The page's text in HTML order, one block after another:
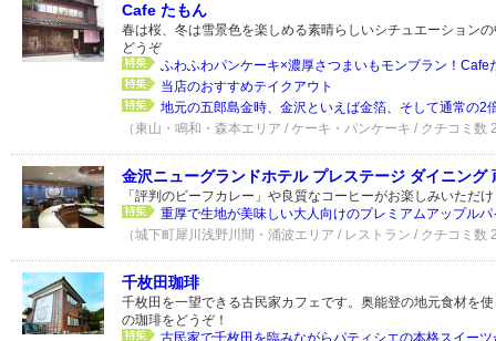
Cafe たもん
春は桜、冬は雪景色を楽しめる素晴らしいシチュエーション
どうぞ
ふわふわパンケーキ×濃厚さつまいもモンブラン！Cafe
当店のおすすめテイクアウト
地元の五郎島金時、金沢といえば金箔、そして通常の2
（東山・鳴和・森本エリア / ケーキ・パンケーキ / クチコミ数
金沢ニューグランドホテル プレステージ ダイニング
「評判のビーフカレー」や良質なコーヒーがお楽しみいただ
重厚で生地が美味しい大人向けのプレミアムアップルパ
（城下町犀川浅野川間・涌波エリア / レストラン / クチコミ数
千枚田珈琲
千枚田を一望できる古民家カフェです。奥能登の地元食材を
の珈琲をどうぞ！
古民家で千枚田を臨みながらパティシエの本格スイー